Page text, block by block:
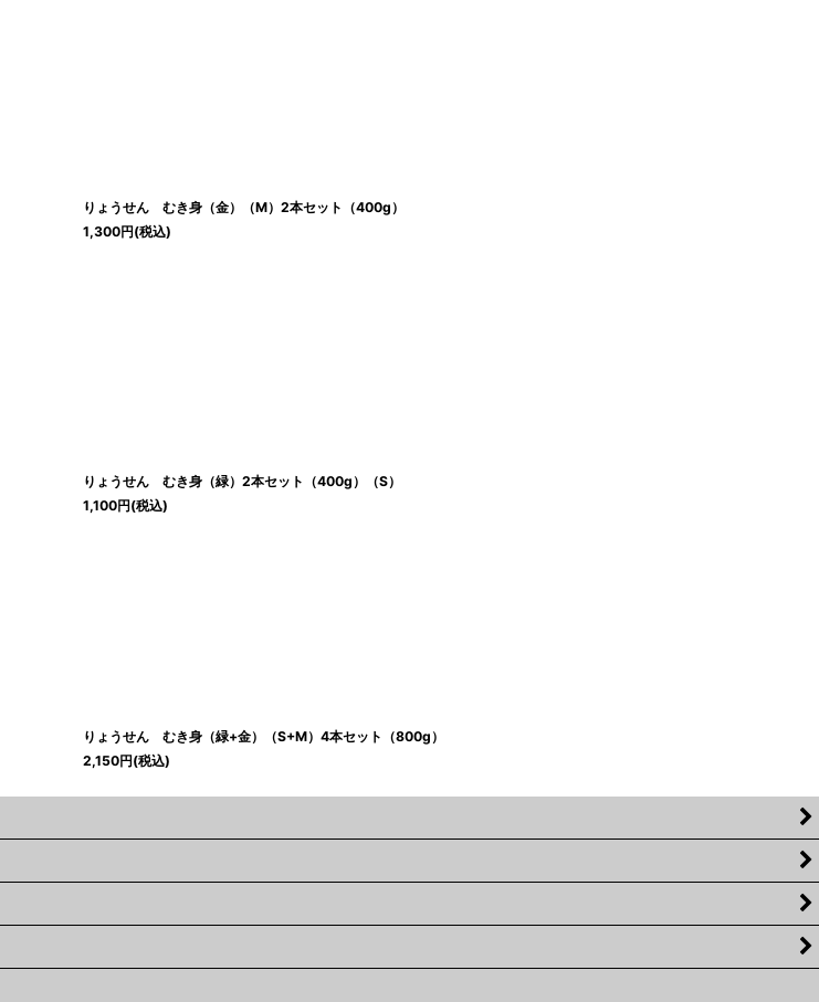
りょうせん むき身（金）（M）2本セット（400g）
1,300円(税込)
りょうせん むき身（緑）2本セット（400g）（S）
1,100円(税込)
りょうせん むき身（緑+金）（S+M）4本セット（800g）
2,150円(税込)